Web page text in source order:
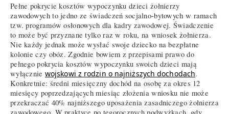
Pełne pokrycie kosztów wypoczynku dzieci żołnierzy
zawodowych to jedno ze świadczeń socjalno-bytowych w ramach
tzw. programów osłonowych dla kadry zawodowej. Świadczenie
to może być przyznane tylko raz w roku, na wniosek żołnierza.
Nie każdy jednak może wysłać swoje dziecko na bezpłatne
kolonie czy obóz. Zgodnie bowiem z przepisami prawo do
pełnego pokrycia kosztów wypoczynku swoich dzieci mają
wyłącznie wojskowi z rodzin o najniższych dochodach.
Konkretnie: średni miesięczny dochód na osobę za okres 12
miesięcy poprzedzających miesiąc złożenia wniosku nie może
przekraczać 40% najniższego uposażenia zasadniczego żołnierza